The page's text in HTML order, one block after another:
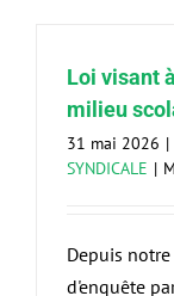
Loi visant
milieu
31 mai 2026 |
SYNDICALE |
Depuis
d'enquête